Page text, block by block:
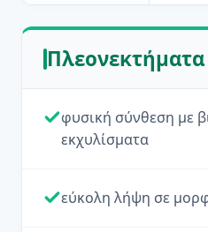
Πλεονεκτήματα
φυσική σύνθεση με
εκχυλίσματα
εύκολη λήψη σε